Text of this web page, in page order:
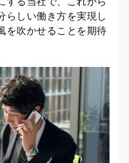
らしい働き方を実現し
を吹かせることを期待